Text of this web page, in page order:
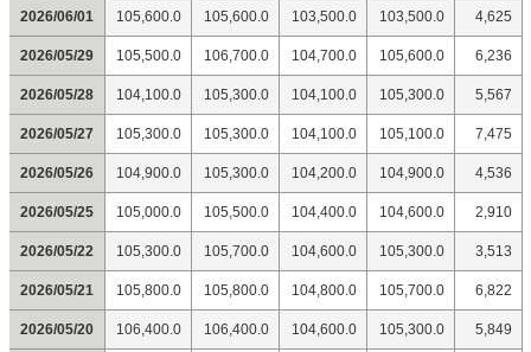
2026/06/01 105,600.0 105,600.0 103,500.0 103,500.0 4,625
2026/05/29 105,500.0 106,700.0 104,700.0 105,600.0 6,236
2026/05/28 104,100.0 105,300.0 104,100.0 105,300.0 5,567
2026/05/27 105,300.0 105,300.0 104,100.0 105,100.0 7,475
2026/05/26 104,900.0 105,300.0 104,200.0 104,900.0 4,536
2026/05/25 105,000.0 105,500.0 104,400.0 104,600.0 2,910
2026/05/22 105,300.0 105,700.0 104,600.0 105,300.0 3,513
2026/05/21 105,800.0 105,800.0 104,800.0 105,700.0 6,822
2026/05/20 106,400.0 106,400.0 104,600.0 105,300.0 5,849